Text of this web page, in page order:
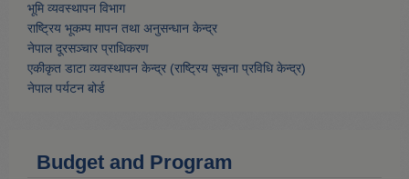
भूमि व्यवस्थापन विभाग
राष्ट्रिय भूकम्प मापन तथा अनुसन्धान केन्द्र
नेपाल दूरसञ्चार प्राधिकरण
एकीकृत डाटा व्यवस्थापन केन्द्र (राष्ट्रिय सूचना प्रविधि केन्द्र)
नेपाल पर्यटन बोर्ड
Budget and Program